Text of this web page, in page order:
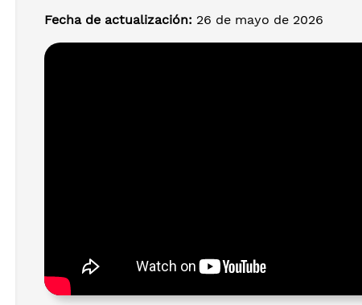
Fecha de actualización: 26 de mayo de 2026